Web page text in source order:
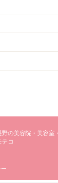
の美容院・美容室
テコ